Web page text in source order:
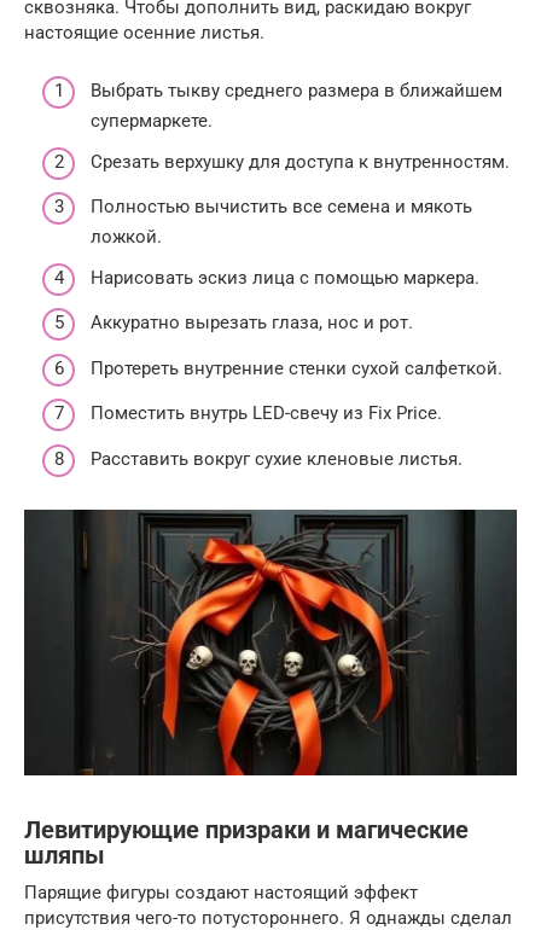
сквозняка. Чтобы дополнить вид, раскидаю вокруг
настоящие осенние листья.
Выбрать тыкву среднего размера в ближайшем
супермаркете.
Срезать верхушку для доступа к внутренностям.
Полностью вычистить все семена и мякоть
ложкой.
Нарисовать эскиз лица с помощью маркера.
Аккуратно вырезать глаза, нос и рот.
Протереть внутренние стенки сухой салфеткой.
Поместить внутрь LED-свечу из Fix Price.
Расставить вокруг сухие кленовые листья.
Левитирующие призраки и магические
шляпы
Парящие фигуры создают настоящий эффект
присутствия чего-то потустороннего. Я однажды сделал